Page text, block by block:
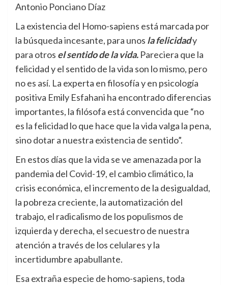
Antonio Ponciano Díaz
La existencia del Homo-sapiens está marcada por
la búsqueda incesante, para unos la felicidady
para otros el sentido de la vida. Pareciera que la
felicidad y el sentido de la vida son lo mismo, pero
no es así. La experta en filosofía y en psicología
positiva Emily Esfahani ha encontrado diferencias
importantes, la filósofa está convencida que “no
es la felicidad lo que hace que la vida valga la pena,
sino dotar a nuestra existencia de sentido”.
En estos días que la vida se ve amenazada por la
pandemia del Covid-19, el cambio climático, la
crisis económica, el incremento de la desigualdad,
la pobreza creciente, la automatización del
trabajo, el radicalismo de los populismos de
izquierda y derecha, el secuestro de nuestra
atención a través de los celulares y la
incertidumbre apabullante.
Esa extraña especie de homo-sapiens, toda